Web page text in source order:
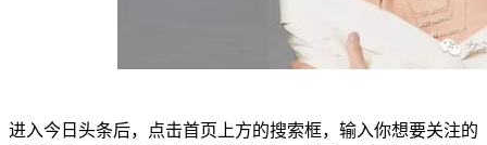
进入今日头条后，点击首页上方的搜索框，输入你想要关注的